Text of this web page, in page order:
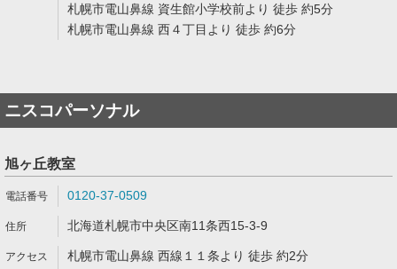
札幌市電山鼻線 資生館小学校前より 徒歩 約5分
札幌市電山鼻線 西４丁目より 徒歩 約6分
ニスコパーソナル
旭ヶ丘教室
0120-37-0509
北海道札幌市中央区南11条西15-3-9
札幌市電山鼻線 西線１１条より 徒歩 約2分